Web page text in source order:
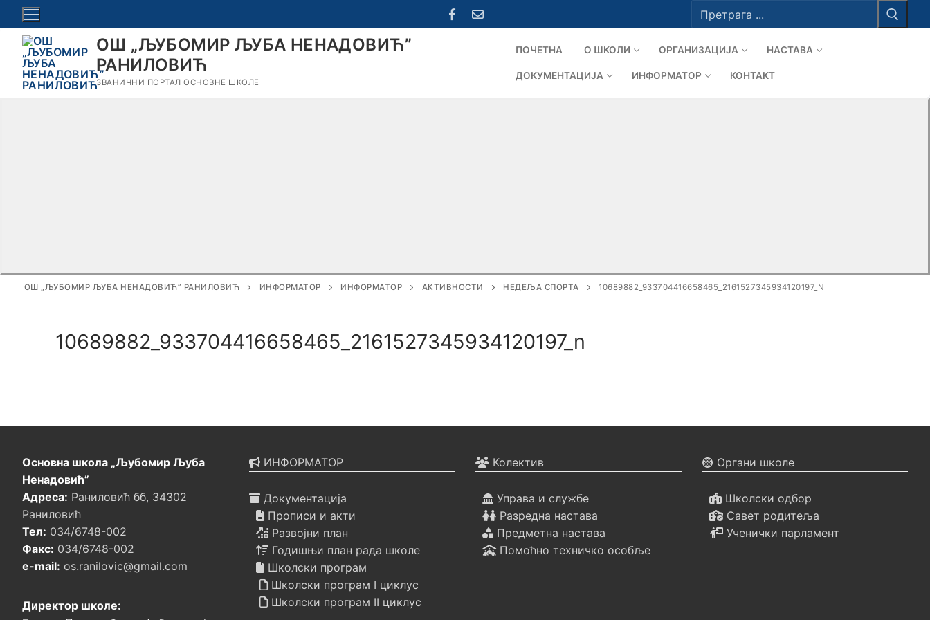
Прескочи
до
садржаја
за:
ОШ „ЉУБОМИР ЉУБА НЕНАДОВИЋ”
РАНИЛОВИЋ
ЗВАНИЧНИ ПОРТАЛ ОСНОВНЕ ШКОЛЕ
ПОЧЕТНА О ШКОЛИ ОРГАНИЗАЦИЈА НАСТАВА
ДОКУМЕНТАЦИЈА ИНФОРМАТОР КОНТАКТ
ОШ „ЉУБОМИР ЉУБА НЕНАДОВИЋ” РАНИЛОВИЋ ИНФОРМАТОР ИНФОРМАТОР АКТИВНОСТИ НЕДЕЉА СПОРТА 10689882_933704416658465_2161527345934120197_N
10689882_933704416658465_2161527345934120197_n
Основна школа „Љубомир Љуба
Ненадовић”
Адреса: Раниловић бб, 34302
Раниловић
Тел: 034/6748-002
Факс: 034/6748-002
e-mail: os.ranilovic@gmail.com
Директор школе:
ИНФОРМАТОР
Документација
Прописи и акти
Развојни план
Годишњи план рада школе
Школски програм
Школски програм I циклус
Школски програм II циклус
Колектив
Управа и службе
Разредна настава
Предметна настава
Помоћно техничко особље
Органи школе
Школски одбор
Савет родитеља
Ученички парламент